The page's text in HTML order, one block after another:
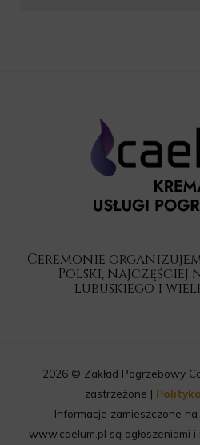
Ceremonie
Polski, najczęściej
lubuskiego i
2026 © Zakład Pogrzebowy
zastrzeżone |
Informacje zamieszczone
www.caelum.pl są ogłoszeniami i